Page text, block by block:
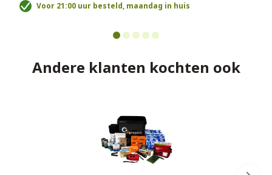
Voor 21:00 uur besteld, maandag in huis
Andere klanten kochten ook